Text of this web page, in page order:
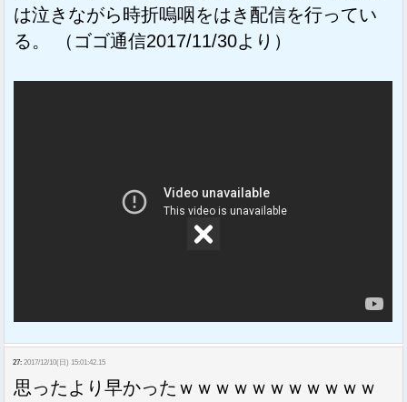
は泣きながら時折嗚咽をはき配信を行ってい
る。 （ゴゴ通信2017/11/30より）
27: 2017/12/10(日) 15:01:42.15
思ったより早かったｗｗｗｗｗｗｗｗｗｗｗ